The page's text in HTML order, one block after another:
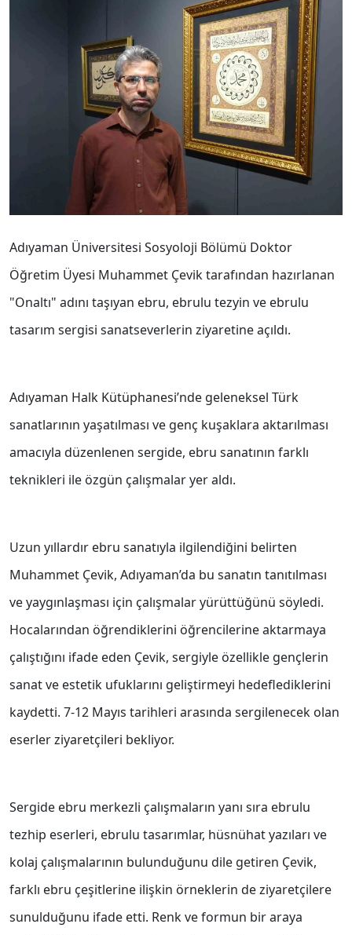
Adıyaman Üniversitesi Sosyoloji Bölümü Doktor
Öğretim Üyesi Muhammet Çevik tarafından hazırlanan
"Onaltı" adını taşıyan ebru, ebrulu tezyin ve ebrulu
tasarım sergisi sanatseverlerin ziyaretine açıldı.
Adıyaman Halk Kütüphanesi’nde geleneksel Türk
sanatlarının yaşatılması ve genç kuşaklara aktarılması
amacıyla düzenlenen sergide, ebru sanatının farklı
teknikleri ile özgün çalışmalar yer aldı.
Uzun yıllardır ebru sanatıyla ilgilendiğini belirten
Muhammet Çevik, Adıyaman’da bu sanatın tanıtılması
ve yaygınlaşması için çalışmalar yürüttüğünü söyledi.
Hocalarından öğrendiklerini öğrencilerine aktarmaya
çalıştığını ifade eden Çevik, sergiyle özellikle gençlerin
sanat ve estetik ufuklarını geliştirmeyi hedeflediklerini
kaydetti. 7-12 Mayıs tarihleri arasında sergilenecek olan
eserler ziyaretçileri bekliyor.
Sergide ebru merkezli çalışmaların yanı sıra ebrulu
tezhip eserleri, ebrulu tasarımlar, hüsnühat yazıları ve
kolaj çalışmalarının bulunduğunu dile getiren Çevik,
farklı ebru çeşitlerine ilişkin örneklerin de ziyaretçilere
sunulduğunu ifade etti. Renk ve formun bir araya